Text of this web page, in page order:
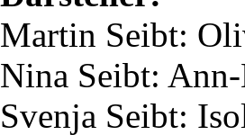
Martin Seibt:
Nina Seibt:
Svenja Seibt: